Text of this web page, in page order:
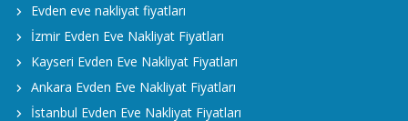
Evden eve nakliyat fiyatları
İzmir Evden Eve Nakliyat Fiyatları
Kayseri Evden Eve Nakliyat Fiyatları
Ankara Evden Eve Nakliyat Fiyatları
İstanbul Evden Eve Nakliyat Fiyatları